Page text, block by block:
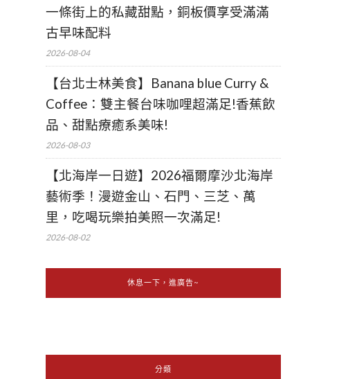
一條街上的私藏甜點，銅板價享受滿滿
古早味配料
2026-08-04
【台北士林美食】Banana blue Curry &
Coffee：雙主餐台味咖哩超滿足!香蕉飲
品、甜點療癒系美味!
2026-08-03
【北海岸一日遊】2026福爾摩沙北海岸
藝術季！漫遊金山、石門、三芝、萬
里，吃喝玩樂拍美照一次滿足!
2026-08-02
休息一下，進廣告~
分類